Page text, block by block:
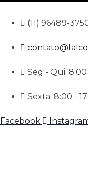
(11) 96489-
Seg - Qui: 8:00
Sexta: 8:00 -
Facebook